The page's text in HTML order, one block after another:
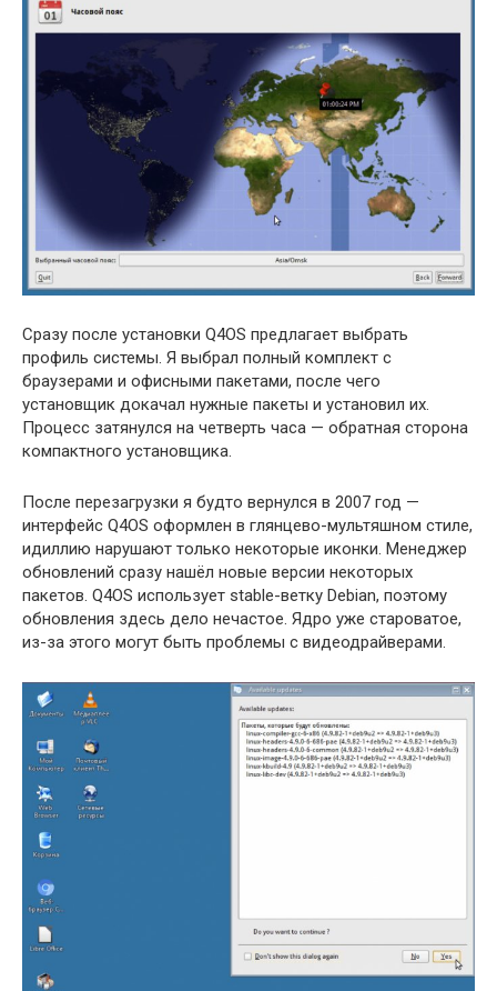
Сразу после установки Q4OS предлагает выбрать
профиль системы. Я выбрал полный комплект с
браузерами и офисными пакетами, после чего
установщик докачал нужные пакеты и установил их.
Процесс затянулся на четверть часа — обратная сторона
компактного установщика.
После перезагрузки я будто вернулся в 2007 год —
интерфейс Q4OS оформлен в глянцево-мультяшном стиле,
идиллию нарушают только некоторые иконки. Менеджер
обновлений сразу нашёл новые версии некоторых
пакетов. Q4OS использует stable-ветку Debian, поэтому
обновления здесь дело нечастое. Ядро уже староватое,
из-за этого могут быть проблемы с видеодрайверами.